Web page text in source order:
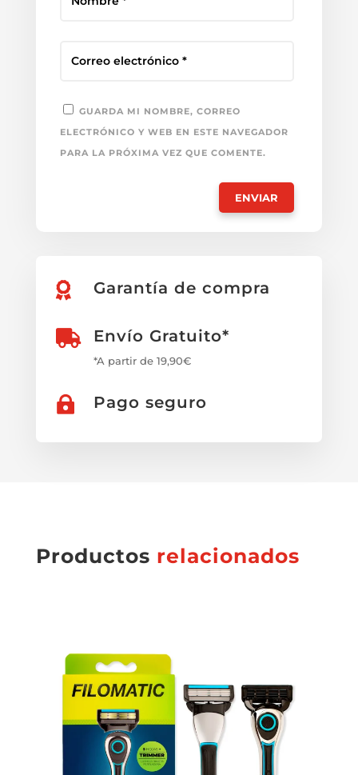
GUARDA MI NOMBRE, CORREO
ELECTRÓNICO Y WEB EN ESTE NAVEGADOR
PARA LA PRÓXIMA VEZ QUE COMENTE.
 Garantía de compra
 Envío Gratuito*
*A partir de 19,90€
 Pago seguro
Productos relacionados